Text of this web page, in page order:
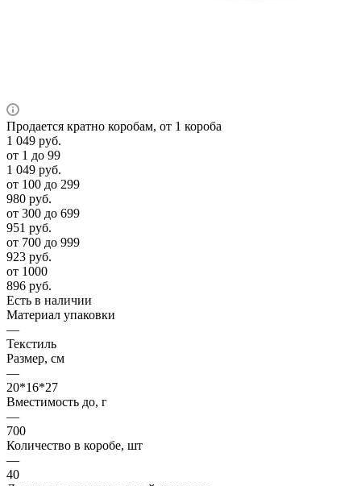
Продается кратно коробам, от 1 короба
1 049 руб.
от 1 до 99
1 049 руб.
от 100 до 299
980 руб.
от 300 до 699
951 руб.
от 700 до 999
923 руб.
от 1000
896 руб.
Есть в наличии
Материал упаковки
—
Текстиль
Размер, см
—
20*16*27
Вместимость до, г
—
700
Количество в коробе, шт
—
40